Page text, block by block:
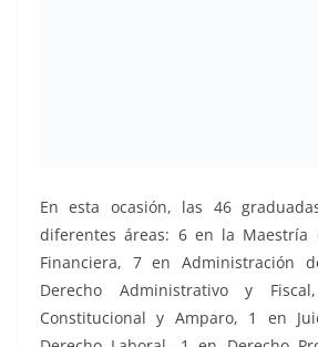
En esta ocasión, las 46
diferentes áreas: 6 en la Maestría
Financiera, 7 en Administración
Derecho Administrativo y
Constitucional y Amparo, 1 en